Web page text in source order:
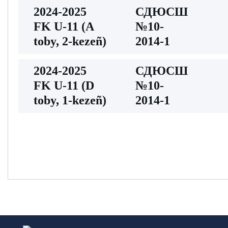
2024-2025
FK U-11 (A
toby, 2-kezeñ)
СДЮСШ
№10-
2014-1
2024-2025
FK U-11 (D
toby, 1-kezeñ)
СДЮСШ
№10-
2014-1